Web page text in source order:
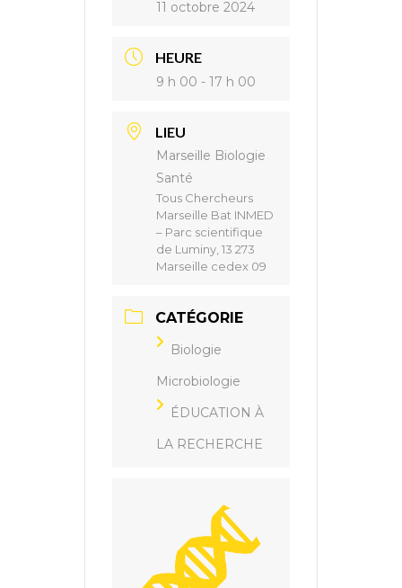
11 octobre 2024
HEURE
9 h 00 - 17 h 00
LIEU
Marseille Biologie
Santé
Tous Chercheurs
Marseille Bat INMED
– Parc scientifique
de Luminy, 13 273
Marseille cedex 09
CATÉGORIE
Biologie
Microbiologie
ÉDUCATION À
LA RECHERCHE